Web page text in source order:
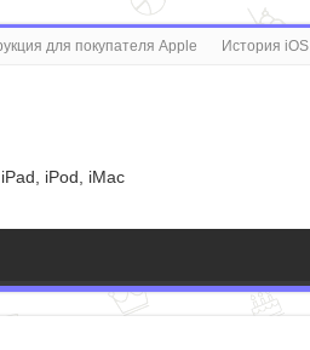
для покупателя Apple История iOS
iPod, iMac